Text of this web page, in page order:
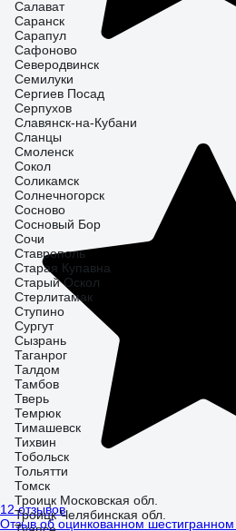
12 отзывов
Отзыв об оцинкованном
Салават
Саранск
Сарапул
Сафоново
Северодвинск
Семилуки
Сергиев Посад
Серпухов
Славянск-на-Кубани
Сланцы
Смоленск
Сокол
Соликамск
Солнечногорск
Сосново
Сосновый Бор
Сочи
Ставрополь
Старая Купавна
Старый Оскол
Стерлитамак
Ступино
Сургут
Сызрань
Таганрог
Талдом
Тамбов
Тверь
Темрюк
Тимашевск
Тихвин
Тобольск
Тольятти
Томск
Троицк Московская обл.
Троицк Челябинская обл.